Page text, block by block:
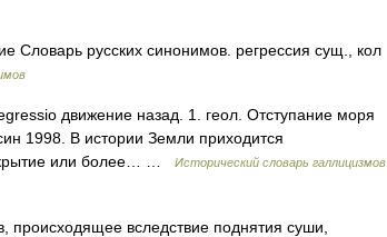
Словарь русских синонимов. регрессия сущ., кол
движение назад. 1. геол. Отступание моря
1998. В истории Земли приходится
или более… …
Исторический словарь галлицизмов
вследствие поднятия суши,